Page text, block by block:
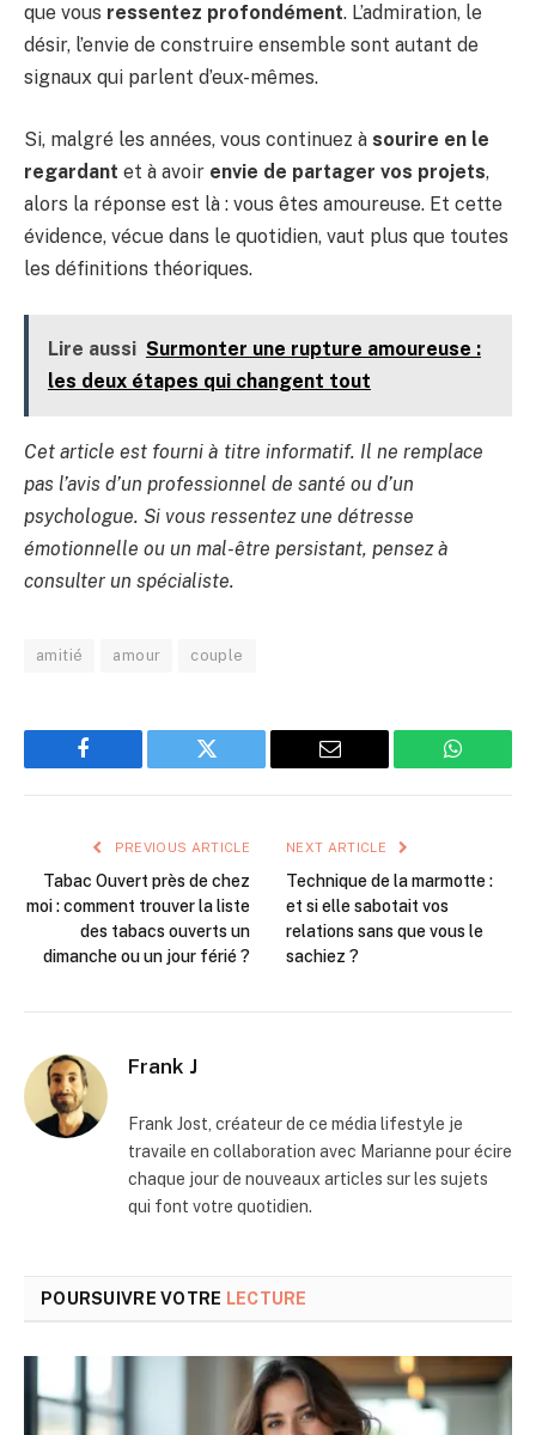
que vous ressentez profondément. L’admiration, le
désir, l’envie de construire ensemble sont autant de
signaux qui parlent d’eux-mêmes.
Si, malgré les années, vous continuez à sourire en le
regardant et à avoir envie de partager vos projets,
alors la réponse est là : vous êtes amoureuse. Et cette
évidence, vécue dans le quotidien, vaut plus que toutes
les définitions théoriques.
Lire aussi Surmonter une rupture amoureuse :
les deux étapes qui changent tout
Cet article est fourni à titre informatif. Il ne remplace
pas l’avis d’un professionnel de santé ou d’un
psychologue. Si vous ressentez une détresse
émotionnelle ou un mal-être persistant, pensez à
consulter un spécialiste.
amitié amour couple
Facebook Twitter Email
PREVIOUS ARTICLE
Tabac Ouvert près de chez
moi : comment trouver la liste
des tabacs ouverts un
dimanche ou un jour férié ?
NEXT ARTICLE
Technique de la marmotte :
et si elle sabotait vos
relations sans que vous le
sachiez ?
Frank J
Frank Jost, créateur de ce média lifestyle je
travaile en collaboration avec Marianne pour écire
chaque jour de nouveaux articles sur les sujets
qui font votre quotidien.
POURSUIVRE VOTRE LECTURE